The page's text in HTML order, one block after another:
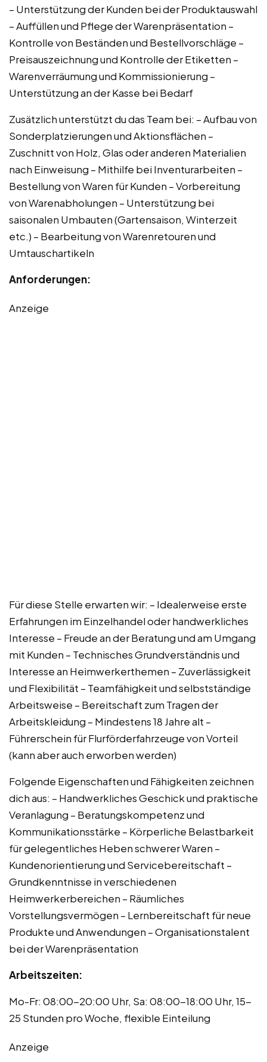
– Unterstützung der Kunden bei der Produktauswahl
– Auffüllen und Pflege der Warenpräsentation –
Kontrolle von Beständen und Bestellvorschläge –
Preisauszeichnung und Kontrolle der Etiketten –
Warenverräumung und Kommissionierung –
Unterstützung an der Kasse bei Bedarf
Zusätzlich unterstützt du das Team bei: – Aufbau von
Sonderplatzierungen und Aktionsflächen –
Zuschnitt von Holz, Glas oder anderen Materialien
nach Einweisung – Mithilfe bei Inventurarbeiten –
Bestellung von Waren für Kunden – Vorbereitung
von Warenabholungen – Unterstützung bei
saisonalen Umbauten (Gartensaison, Winterzeit
etc.) – Bearbeitung von Warenretouren und
Umtauschartikeln
Anforderungen:
Anzeige
Für diese Stelle erwarten wir: – Idealerweise erste
Erfahrungen im Einzelhandel oder handwerkliches
Interesse – Freude an der Beratung und am Umgang
mit Kunden – Technisches Grundverständnis und
Interesse an Heimwerkerthemen – Zuverlässigkeit
und Flexibilität – Teamfähigkeit und selbstständige
Arbeitsweise – Bereitschaft zum Tragen der
Arbeitskleidung – Mindestens 18 Jahre alt –
Führerschein für Flurförderfahrzeuge von Vorteil
(kann aber auch erworben werden)
Folgende Eigenschaften und Fähigkeiten zeichnen
dich aus: – Handwerkliches Geschick und praktische
Veranlagung – Beratungskompetenz und
Kommunikationsstärke – Körperliche Belastbarkeit
für gelegentliches Heben schwerer Waren –
Kundenorientierung und Servicebereitschaft –
Grundkenntnisse in verschiedenen
Heimwerkerbereichen – Räumliches
Vorstellungsvermögen – Lernbereitschaft für neue
Produkte und Anwendungen – Organisationstalent
bei der Warenpräsentation
Arbeitszeiten:
Mo-Fr: 08:00-20:00 Uhr, Sa: 08:00-18:00 Uhr, 15-
25 Stunden pro Woche, flexible Einteilung
Anzeige